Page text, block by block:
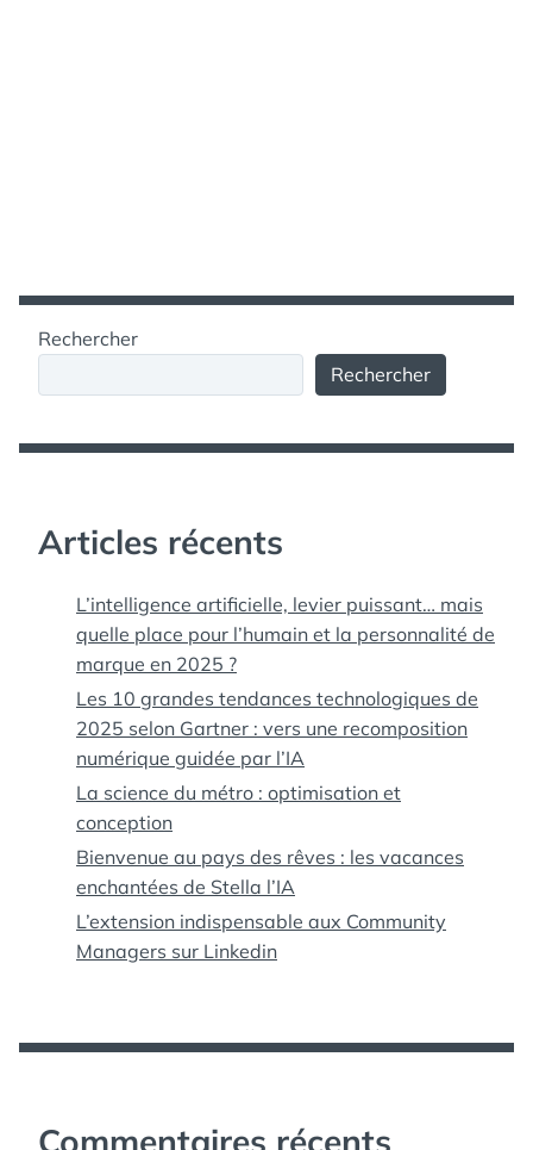
Rechercher
Rechercher
Articles récents
L’intelligence artificielle, levier puissant… mais
quelle place pour l’humain et la personnalité de
marque en 2025 ?
Les 10 grandes tendances technologiques de
2025 selon Gartner : vers une recomposition
numérique guidée par l’IA
La science du métro : optimisation et
conception
Bienvenue au pays des rêves : les vacances
enchantées de Stella l’IA
L’extension indispensable aux Community
Managers sur Linkedin
Commentaires récents